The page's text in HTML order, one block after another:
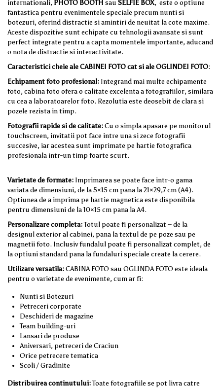
internationali, PHOTO BOOTH sau SELFIE BOX, este o optiune
fantastica pentru evenimentele speciale precum nunti si
botezuri, oferind distractie si amintiri de neuitat la cote maxime.
Aceste dispozitive sunt echipate cu tehnologii avansate si sunt
perfect integrate pentru a capta momentele importante, aducand
o nota de distractie si interactivitate.
Caracteristici cheie ale CABINEI FOTO cat si ale OGLINDEI FOTO:
Echipament foto profesional: Integrand mai multe echipamente
foto, cabina foto ofera o calitate excelenta a fotografiilor, similara
cu cea a laboratoarelor foto. Rezolutia este deosebit de clara si
pozele rezista in timp.
Fotografii rapide si de calitate:Cu o simpla apasare pe monitorul
touchscreen, invitatii pot face intre una si zece fotografii
succesive, iar acestea sunt imprimate pe hartie fotografica
profesionala intr-un timp foarte scurt.
Varietate de formate: Imprimarea se poate face intr-o gama
variata de dimensiuni, de la 5×15 cm pana la 21×29,7 cm (A4).
Optiunea de a imprima pe hartie magnetica este disponibila
pentru dimensiuni de la 10×15 cm pana la A4.
Personalizare completa:Totul poate fi personalizat – de la
designul exterior al cabinei, pana la textul de pe poze sau pe
magnetii foto. Inclusiv fundalul poate fi personalizat complet, de
la optiuni standard pana la fundaluri speciale create la cerere.
Utilizare versatila:CABINA FOTO sau OGLINDA FOTO este ideala
pentru o varietate de evenimente, cum ar fi:
Nunti si Botezuri
Petreceri corporate
Deschideri de magazine
Team building-uri
Lansari de produse
Aniversari, petreceri de Craciun
Orice petrecere tematica
Scoli / Gradinite
Distribuirea continutului:Toate fotografiile se pot livra catre